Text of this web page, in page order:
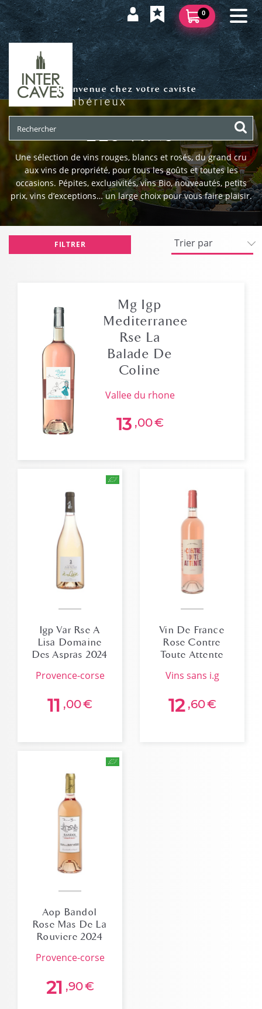
0
Bienvenue chez votre caviste
Ambérieux
LES VINS
Une sélection de vins rouges, blancs et rosés, du grand cru
aux vins de propriété, pour tous les goûts et toutes les
occasions. Pépites, exclusivités, vins Bio, nouveautés, petits
prix, vins d’exceptions… un large choix pour vous faire plaisir.
FILTRER
Mg Igp
Mediterranee
Rse La
Balade De
Coline
vallee du rhone
13 ,00€
Igp Var Rse A
Lisa Domaine
Des Aspras 2024
provence-corse
11 ,00€
Vin De France
Rose Contre
Toute Attente
vins sans i.g
12 ,60€
Aop Bandol
Rose Mas De La
Rouviere 2024
provence-corse
21 ,90€